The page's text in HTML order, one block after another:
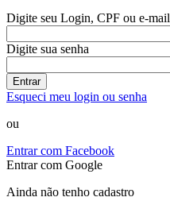
Digite seu Login, CPF ou e-mail
Digite sua senha
Entrar
Esqueci meu login ou senha
ou
Entrar com Facebook
Entrar com Google
Ainda não tenho cadastro